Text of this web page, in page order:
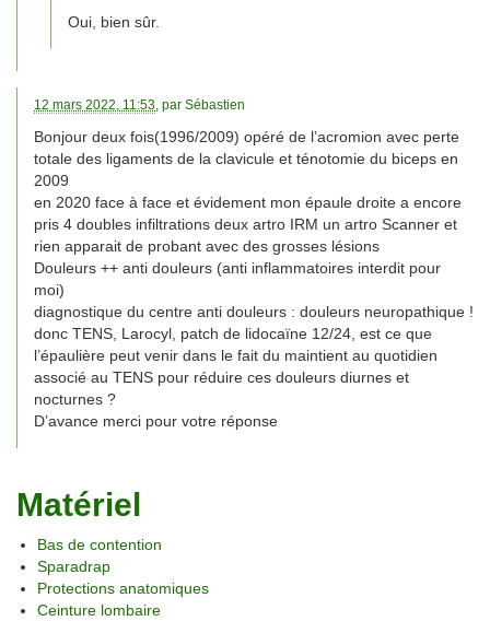
Oui, bien sûr.
12 mars 2022, 11:53, par Sébastien
Bonjour deux fois(1996/2009) opéré de l’acromion avec perte
totale des ligaments de la clavicule et ténotomie du biceps en
2009
en 2020 face à face et évidement mon épaule droite a encore
pris 4 doubles infiltrations deux artro IRM un artro Scanner et
rien apparait de probant avec des grosses lésions
Douleurs ++ anti douleurs (anti inflammatoires interdit pour
moi)
diagnostique du centre anti douleurs : douleurs neuropathique !
donc TENS, Larocyl, patch de lidocaïne 12/24, est ce que
l’épaulière peut venir dans le fait du maintient au quotidien
associé au TENS pour réduire ces douleurs diurnes et
nocturnes ?
D’avance merci pour votre réponse
Matériel
Bas de contention
Sparadrap
Protections anatomiques
Ceinture lombaire